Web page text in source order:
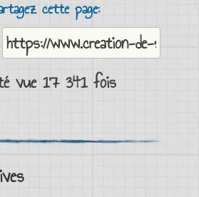
cette page:
vue 17 341 fois